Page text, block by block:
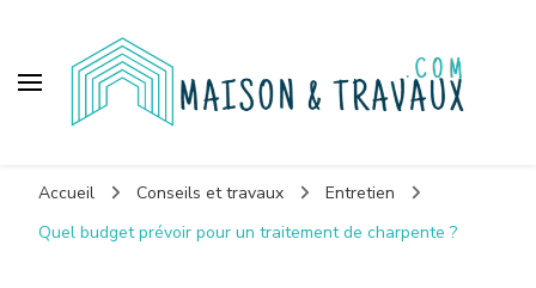
Accueil Conseils et travaux
Entretien
Quel budget prévoir pour un traitement de charpente ?